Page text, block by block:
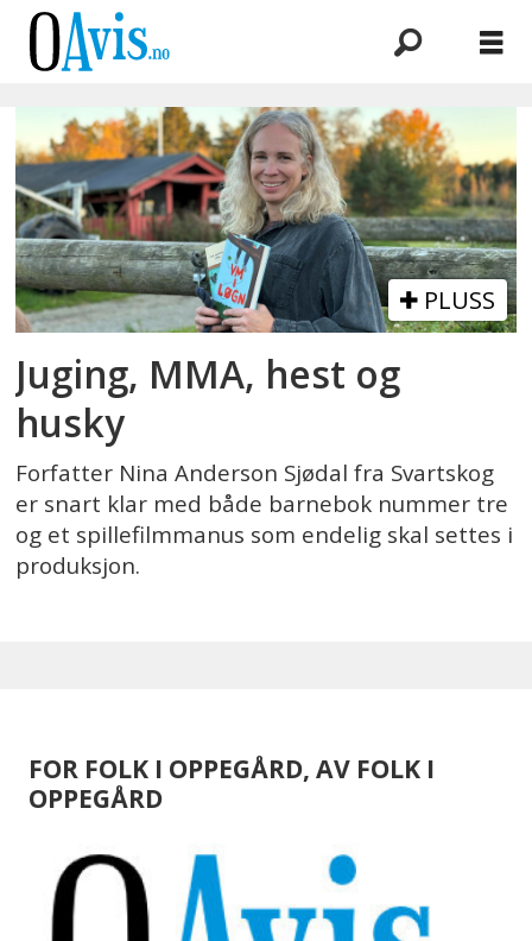
Emne:
filmmanus
PLUSS
Juging, MMA, hest og
husky
Forfatter Nina Anderson Sjødal fra Svartskog
er snart klar med både barnebok nummer tre
og et spillefilmmanus som endelig skal settes i
produksjon.
FOR FOLK I OPPEGÅRD, AV FOLK I
OPPEGÅRD